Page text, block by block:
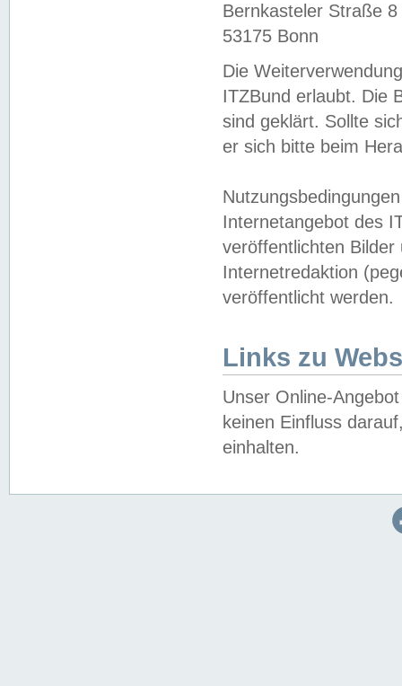
Bernkasteler Straße 8
53175 Bonn
Die
ITZBund erlaubt. Die
sind geklärt. Sollte
er sich bitte beim
Internetangebot des
veröffentlichten
Internetredaktion
veröffentlicht werden.
Links zu
Unser Online-
keinen Einfluss
einhalten.